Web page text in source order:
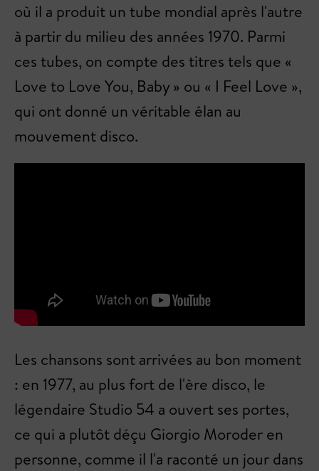
où il a produit un tube mondial après l'autre
à partir du milieu des années 1970. Parmi
ces tubes, on compte des titres tels que «
Love to Love You, Baby » ou « I Feel Love »,
qui ont donné un véritable élan au
mouvement disco.
Les chansons sont arrivées au bon moment
: en 1977, au plus fort de l'ère disco, le
légendaire Studio 54 a ouvert ses portes,
ce qui a plutôt déçu Giorgio Moroder en
personne, comme il l'a raconté un jour dans